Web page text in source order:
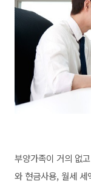
부양가족이 거의 없
와 현금사용, 월세 세